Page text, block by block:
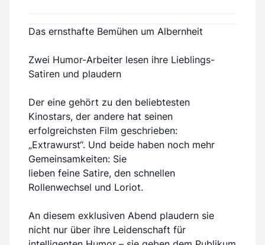
Das ernsthafte Bemühen um Albernheit
Zwei Humor-Arbeiter lesen ihre Lieblings-
Satiren und plaudern
Der eine gehört zu den beliebtesten
Kinostars, der andere hat seinen
erfolgreichsten Film geschrieben:
„Extrawurst“. Und beide haben noch mehr
Gemeinsamkeiten: Sie
lieben feine Satire, den schnellen
Rollenwechsel und Loriot.
An diesem exklusiven Abend plaudern sie
nicht nur über ihre Leidenschaft für